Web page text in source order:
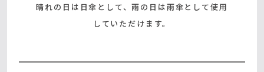
晴れの日は日傘として、雨の日は雨傘として使用
していただけます。